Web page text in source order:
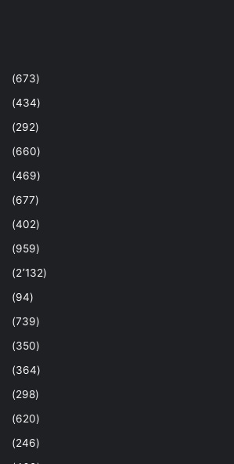
(673)
(434)
(292)
(660)
(469)
(677)
(402)
(959)
(2٬132)
(94)
(739)
(350)
(364)
(298)
(620)
(246)